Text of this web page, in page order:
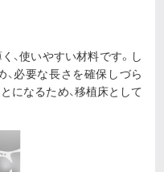
、使いやすい材料です。し
必要な長さを確保しづら
になるため、移植床として